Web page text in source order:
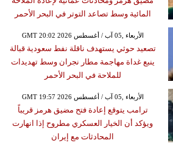
المائية وسط تصاعد التوتر في البحر الأحمر
GMT 20:02 2026 الأربعاء ,05 آب / أغسطس
تصعيد حوثي يستهدف ناقلة نفط سعودية قبالة
ينبع غداة مهاجمة مطار نجران وسط تهديدات
للملاحة في البحر الأحمر
GMT 19:57 2026 الأربعاء ,05 آب / أغسطس
ترامب يتوقع إعادة فتح مضيق هرمز قريباً
ويؤكد أن الخيار العسكري مطروح إذا انهارت
المحادثات مع إيران